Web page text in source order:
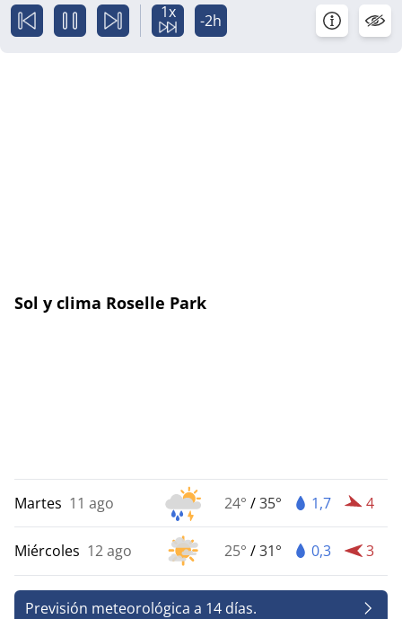
1x -2h
Sol y clima Roselle Park
Martes 11 ago 24° /35° 1,7 4
Miércoles 12 ago 25° /31° 0,3 3
Previsión meteorológica a 14 días.